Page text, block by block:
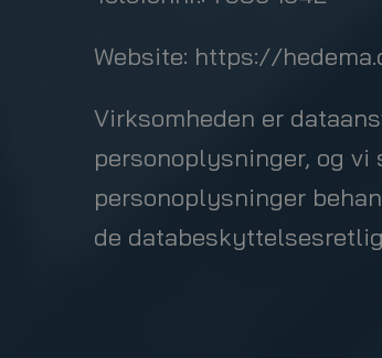
Website: https://
Virksomheden er
personoplysninger, og vi
personoplysninger
de